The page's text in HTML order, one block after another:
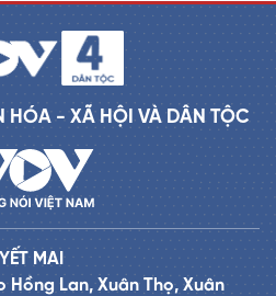
- XÃ HỘI VÀ DÂN TỘC
MAI
Hồng Lan, Xuân Thọ, Xuân